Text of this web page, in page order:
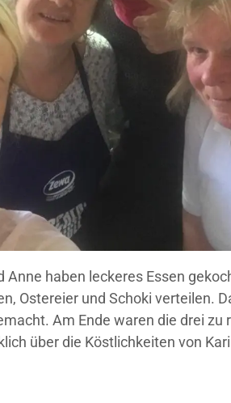
Anne haben leckeres Essen
Ostereier und Schoki verteilen.
Am Ende waren die drei zu
über die Köstlichkeiten von